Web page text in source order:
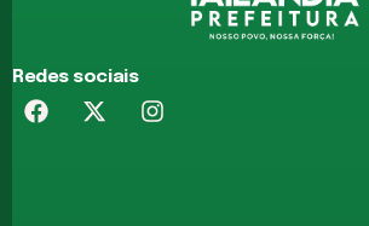
Redes sociais